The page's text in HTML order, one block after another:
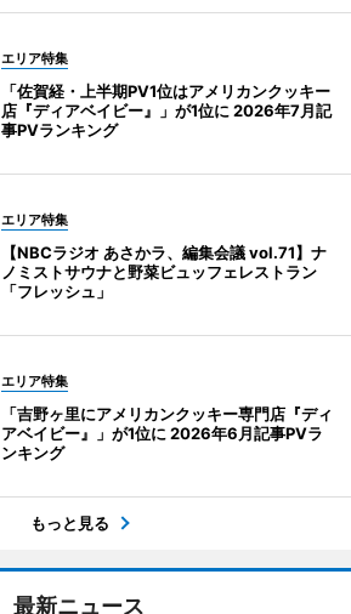
エリア特集
「佐賀経・上半期PV1位はアメリカンクッキー
店『ディアベイビー』」が1位に 2026年7月記
事PVランキング
エリア特集
【NBCラジオ あさかラ、編集会議 vol.71】ナ
ノミストサウナと野菜ビュッフェレストラン
「フレッシュ」
エリア特集
「吉野ヶ里にアメリカンクッキー専門店『ディ
アベイビー』」が1位に 2026年6月記事PVラ
ンキング
もっと見る
最新ニュース